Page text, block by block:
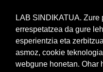
INTRANET 🔑
LAB SINDIKATUA. Zure
errespetatzea da gure
esperientzia eta
asmoz, cookie
webgune honetan. Ohar